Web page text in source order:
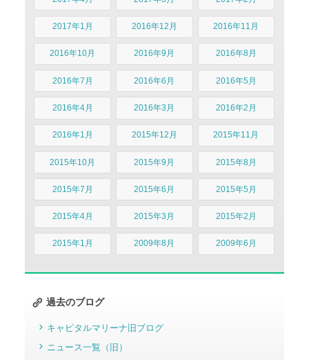
2017年1月 2016年12月 2016年11月
2016年10月 2016年9月 2016年8月
2016年7月 2016年6月 2016年5月
2016年4月 2016年3月 2016年2月
2016年1月 2015年12月 2015年11月
2015年10月 2015年9月 2015年8月
2015年7月 2015年6月 2015年5月
2015年4月 2015年3月 2015年2月
2015年1月 2009年8月 2009年6月
過去のブログ
キャピタルマリーナ旧ブログ
ニュース一覧（旧）